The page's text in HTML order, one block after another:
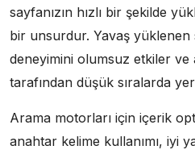
sayfanızın hızlı bir şekilde
bir unsurdur. Yavaş yüklenen
deneyimini olumsuz etkiler ve
tarafından düşük sıralarda
Arama motorları için içerik
anahtar kelime kullanımı, iyi